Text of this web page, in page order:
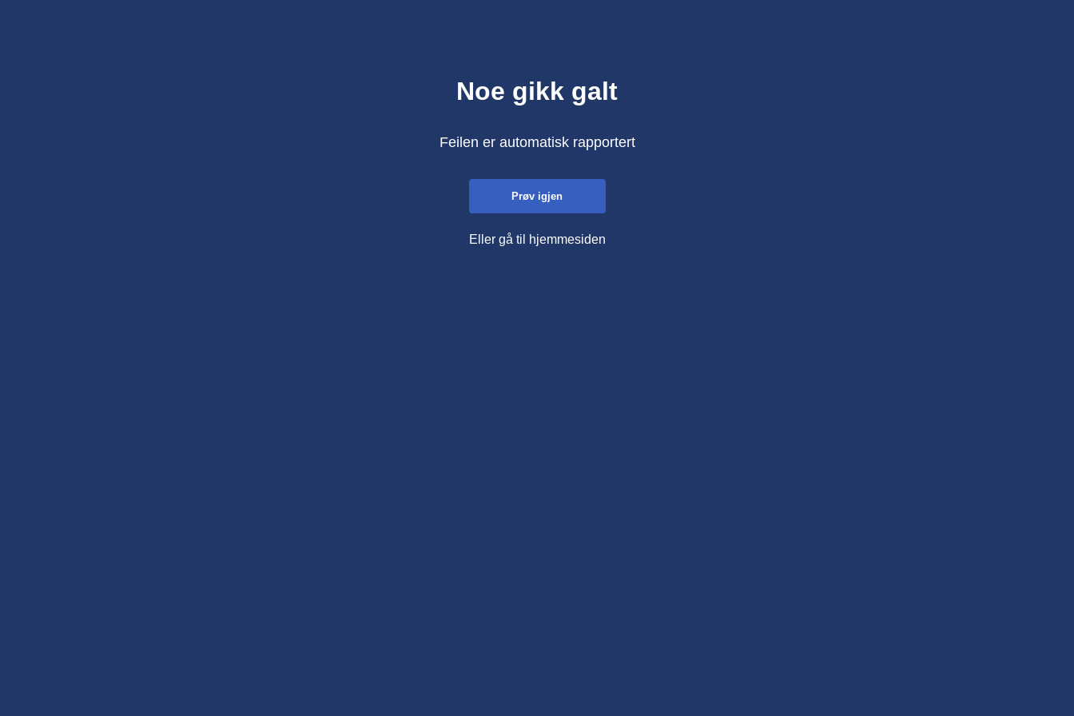
Noe gikk galt
Feilen er automatisk rapportert
Prøv igjen
Eller gå til hjemmesiden